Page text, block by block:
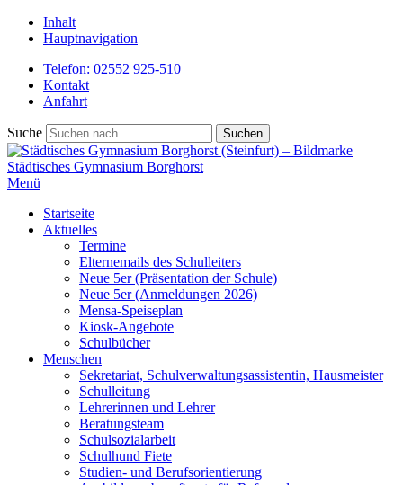
Inhalt
Hauptnavigation
Telefon: 02552 925-510
Kontakt
Anfahrt
Suche
Städtisches Gymnasium Borghorst
Menü
Startseite
Aktuelles
Termine
Elternemails des Schulleiters
Neue 5er (Präsentation der Schule)
Neue 5er (Anmeldungen 2026)
Mensa-Speiseplan
Kiosk-Angebote
Schulbücher
Menschen
Sekretariat, Schulverwaltungsassistentin, Hausmeister
Schulleitung
Lehrerinnen und Lehrer
Beratungsteam
Schulsozialarbeit
Schulhund Fiete
Studien- und Berufsorientierung